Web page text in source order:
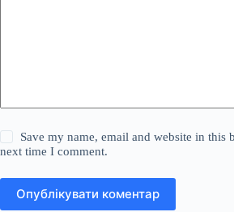
Save my name, email and website in this
next time I comment.
Опублікувати коментар